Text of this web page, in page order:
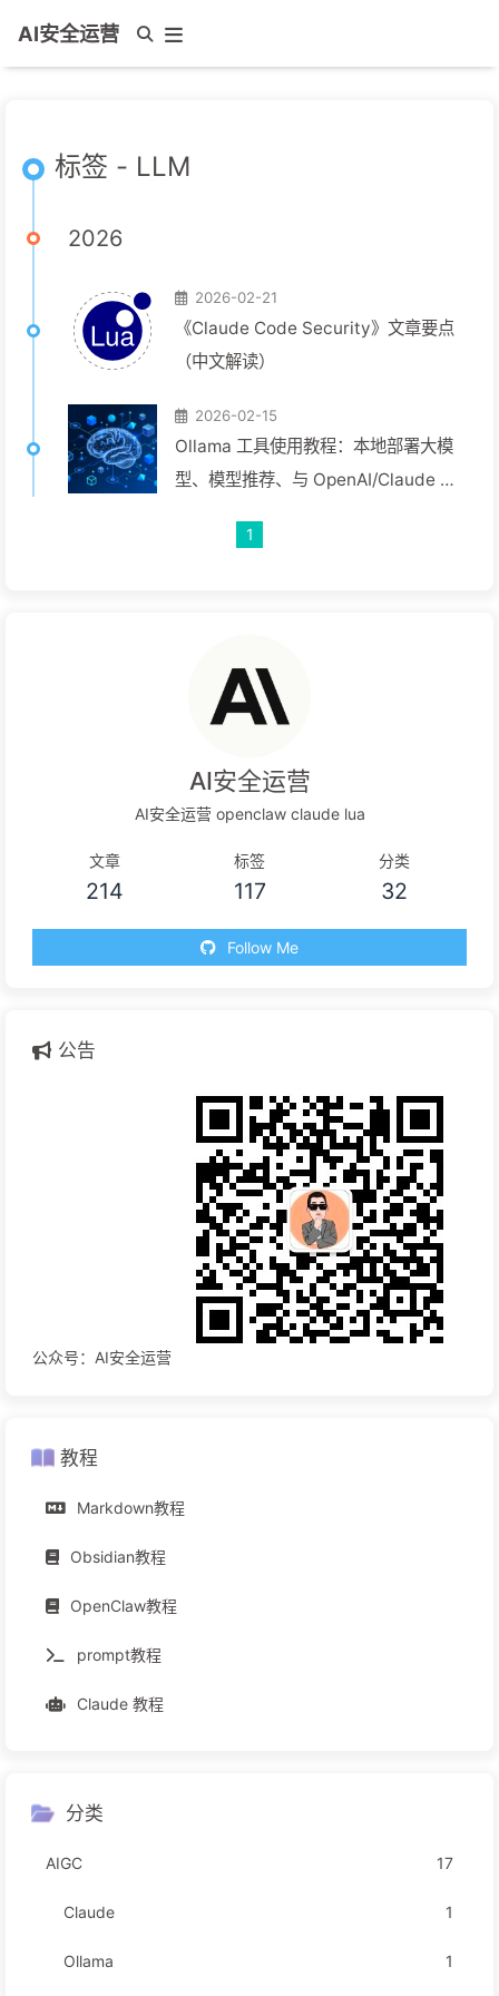
AI安全运营
标签 - LLM
2026
2026-02-21
《Claude Code Security》文章要点
（中文解读）
2026-02-15
Ollama 工具使用教程：本地部署大模
型、模型推荐、与 OpenAI/Claude 混
1
AI安全运营
AI安全运营 openclaw claude lua
文章
214
标签
117
分类
32
Follow Me
公告
公众号：AI安全运营
教程
Markdown教程
Obsidian教程
OpenClaw教程
prompt教程
Claude 教程
分类
AIGC 17
Claude 1
Ollama 1